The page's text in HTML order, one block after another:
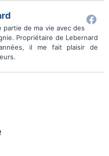
partie de ma vie avec des
Propriétaire de Lebernard
il me fait plaisir de